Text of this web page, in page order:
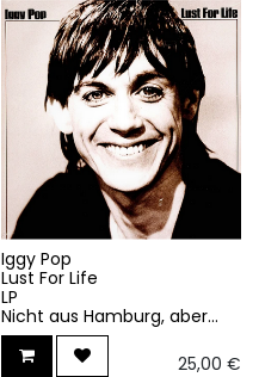
Iggy Pop
Lust For Life
LP
Nicht aus Hamburg, aber...
25,00 €